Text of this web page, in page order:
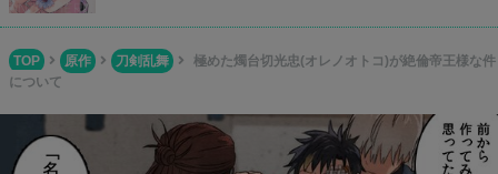
TOP 原作 刀剣乱舞
極めた燭台切光忠(オレノオトコ)が絶倫帝王様な件
について